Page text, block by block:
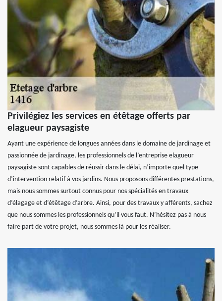
Privilégiez les services en étêtage offerts par
elagueur paysagiste
Ayant une expérience de longues années dans le domaine de jardinage et
passionnée de jardinage, les professionnels de l’entreprise elagueur
paysagiste sont capables de réussir dans le délai, n’importe quel type
d’intervention relatif à vos jardins. Nous proposons différentes prestations,
mais nous sommes surtout connus pour nos spécialités en travaux
d’élagage et d’étêtage d’arbre. Ainsi, pour des travaux y afférents, sachez
que nous sommes les professionnels qu’il vous faut. N’hésitez pas à nous
faire part de votre projet, nous sommes là pour les réaliser.